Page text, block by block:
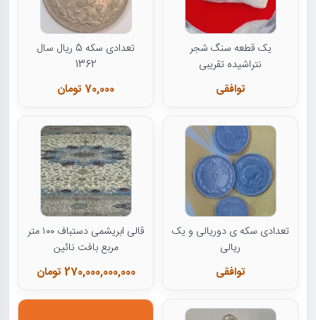
یک قطعه سنگ شجر
نتراشیده تقریبی
توافقی
تعدادی سکه 5 ریال سال
1362
70,000 تومان
تعدادی سکه ی دوریالی و یک
ریالی
توافقی
قالی ابریشمی دستباف ۱۰۰ متر
مربع بافت نائین
270,000,000,000 تومان